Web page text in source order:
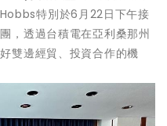
特別於6月22日下午接
，透過台積電在亞利桑那州
雙邊經貿、投資合作的機